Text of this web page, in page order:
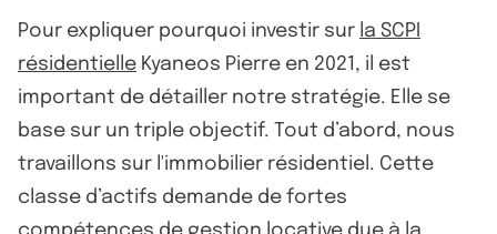
Pour expliquer pourquoi investir sur la SCPI
résidentielle Kyaneos Pierre en 2021, il est
important de détailler notre stratégie. Elle se
base sur un triple objectif. Tout d’abord, nous
travaillons sur l'immobilier résidentiel. Cette
classe d’actifs demande de fortes